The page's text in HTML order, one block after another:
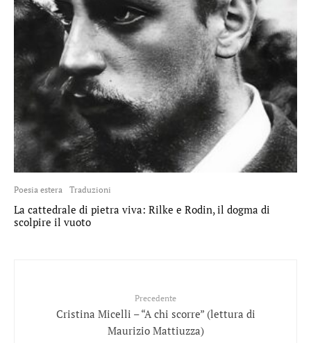
Poesia estera Traduzioni
La cattedrale di pietra viva: Rilke e Rodin, il dogma di
scolpire il vuoto
Precedente
Cristina Micelli – “A chi scorre” (lettura di
Maurizio Mattiuzza)